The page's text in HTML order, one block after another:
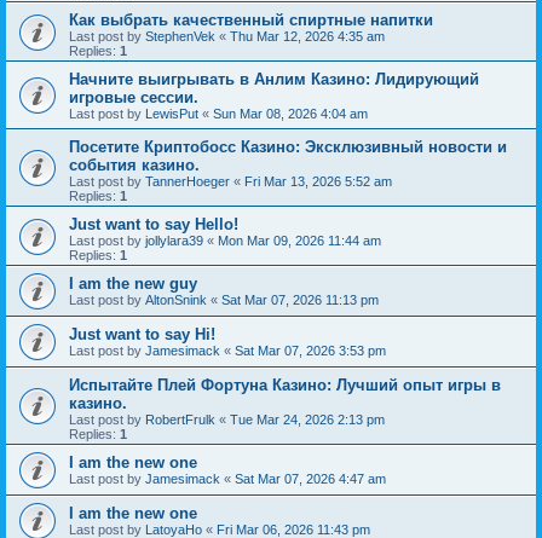
Как выбрать качественный спиртные напитки
Last post by StephenVek « Thu Mar 12, 2026 4:35 am
Replies: 1
Начните выигрывать в Анлим Казино: Лидирующий
игровые сессии.
Last post by LewisPut « Sun Mar 08, 2026 4:04 am
Посетите Криптобосс Казино: Эксклюзивный новости и
события казино.
Last post by TannerHoeger « Fri Mar 13, 2026 5:52 am
Replies: 1
Just want to say Hello!
Last post by jollylara39 « Mon Mar 09, 2026 11:44 am
Replies: 1
I am the new guy
Last post by AltonSnink « Sat Mar 07, 2026 11:13 pm
Just want to say Hi!
Last post by Jamesimack « Sat Mar 07, 2026 3:53 pm
Испытайте Плей Фортуна Казино: Лучший опыт игры в
казино.
Last post by RobertFrulk « Tue Mar 24, 2026 2:13 pm
Replies: 1
I am the new one
Last post by Jamesimack « Sat Mar 07, 2026 4:47 am
I am the new one
Last post by LatoyaHo « Fri Mar 06, 2026 11:43 pm